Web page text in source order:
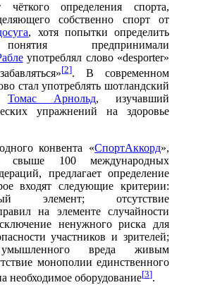
чёткого определения спорта,
собственно спорт от
, хотя попытки определить
предпринимали
употреблял слово «desporter»
[2]. В современном
стал употреблять шотландский
Томас Арнольд, изучавший
упражнений на здоровье
конвента «СпортАккорд»,
свыше 100 международных
предлагает определение
входят следующие критерии:
элемент; отсутствие
на элементе случайности
ненужного риска для
участников и зрителей;
умышленного вреда живым
монополии единственного
необходимое оборудование[3].